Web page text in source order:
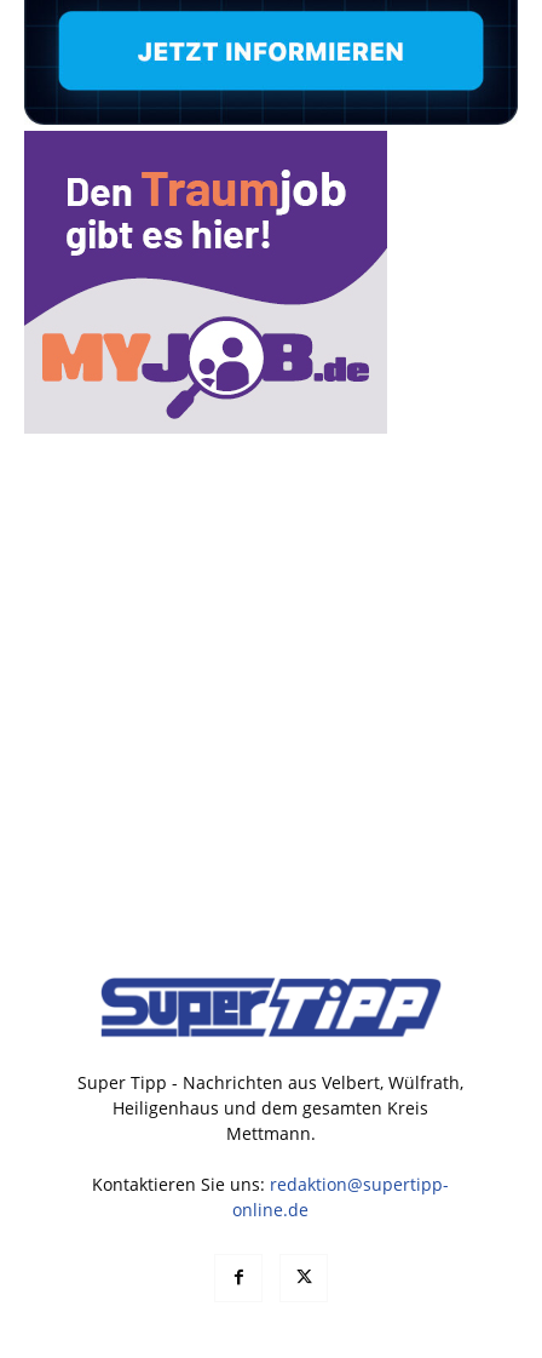
Super Tipp - Nachrichten aus Velbert, Wülfrath,
Heiligenhaus und dem gesamten Kreis
Mettmann.
Kontaktieren Sie uns: redaktion@supertipp-
online.de